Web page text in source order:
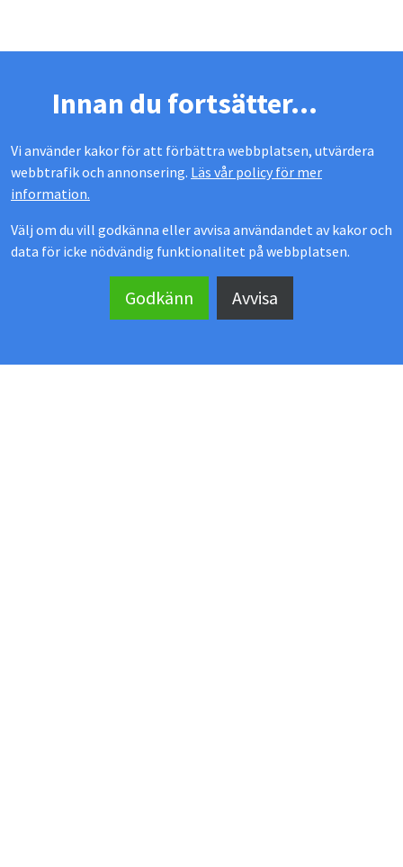
MEKOFLEX UTERUM
Innan du fortsätter...
Vi använder kakor för att förbättra webbplatsen, utvärdera
webbtrafik och annonsering. Läs vår policy för mer
information.
Välj om du vill godkänna eller avvisa användandet av kakor och
data för icke nödvändig funktionalitet på webbplatsen.
Godkänn Avvisa